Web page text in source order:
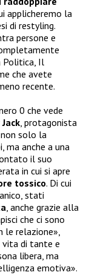
applicheremo la
di restyling.
persone e
Politica, Il
che avete
recente.
0 che vede
, protagonista
solo la
ma anche a una
il suo
in cui si apre
tossico. Di cui
stati
, anche grazie alla
che ci sono
le relazione»,
vita di tante e
libera, ma
emotiva».